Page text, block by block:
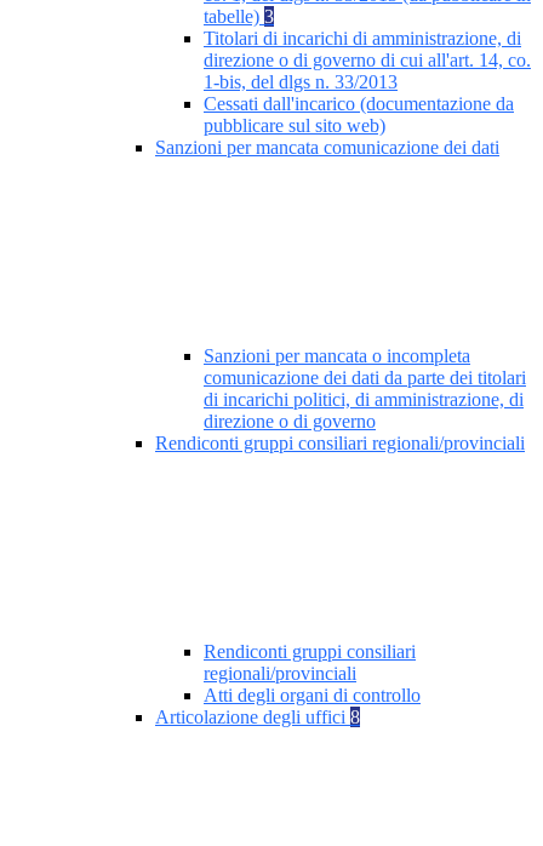
tabelle) 3
Titolari di incarichi di amministrazione, di
direzione o di governo di cui all'art. 14, co.
1-bis, del dlgs n. 33/2013
Cessati dall'incarico (documentazione da
pubblicare sul sito web)
Sanzioni per mancata comunicazione dei dati
Sanzioni per mancata o incompleta
comunicazione dei dati da parte dei titolari
di incarichi politici, di amministrazione, di
direzione o di governo
Rendiconti gruppi consiliari regionali/provinciali
Rendiconti gruppi consiliari
regionali/provinciali
Atti degli organi di controllo
Articolazione degli uffici 8